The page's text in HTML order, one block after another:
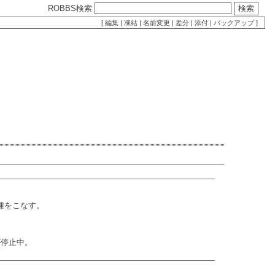
ROBBS検索
[編集 |凍結 |名前変更 | 差分 |添付 | バックアップ]
こなす。
止中。